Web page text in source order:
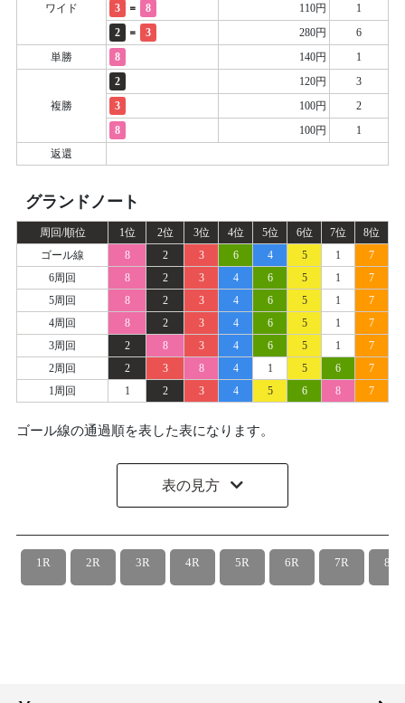
ワイド
3
= 8 110円
1
2
= 3 280円
6
単勝
8 140円 1
複勝
2 120円
3
3
100円
2
8
100円
1
返還
グランドノート
周回/順位 1位 2位 3位 4位 5位 6位 7位
8位
ゴール線
8 2 3 6 4 5 1
7
6周回
8 2 3 4 6 5 1
7
5周回
8 2 3 4 6 5 1
7
4周回
8 2 3 4 6 5 1
7
3周回
2 8 3 4 6 5 1
7
2周回
2 3 8 4 1 5 6
7
1周回
1 2 3 4 5 6 8 7
ゴール線の通過順を表した表になります。
表の見方
1R 2R 3R 4R 5R 6R 7R 8R